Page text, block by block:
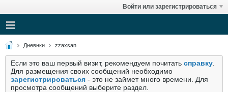
Войти или зарегистрироваться
Дневнки zzaxsan
Если это ваш первый визит, рекомендуем почитать справку
Для размещения своих сообщений необходимо
зарегистрироваться - это не займет много времени. Для
просмотра сообщений выберите раздел.